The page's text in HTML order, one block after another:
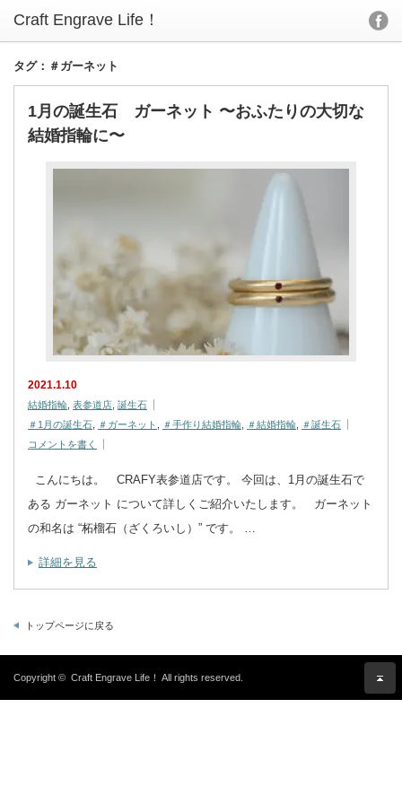
タグ：＃ガーネット
1月の誕生石 ガーネット 〜おふたりの大切な
結婚指輪に〜
2021.1.10
結婚指輪, 表参道店, 誕生石
＃1月の誕生石, ＃ガーネット , ＃手作り結婚指輪, ＃結婚指輪, ＃誕生石
コメントを書く
こんにちは。 CRAFY表参道店です。 今回は、1月の誕生石で
ある ガーネット について詳しくご紹介いたします。 ガーネット
の和名は “柘榴石（ざくろいし）” です。 …
詳細を見る
トップページに戻る
Copyright © Craft Engrave Life！ All rights reserved.